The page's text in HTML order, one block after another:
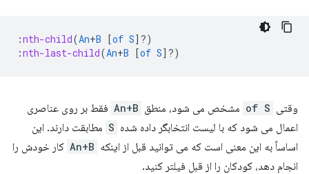
:nth-child(An+B [of S]?)
:nth-last-child(An+B [of S]?)
وقتی of S مشخص می شود، منطق An+B فقط بر روی عناصری
اعمال می شود که با لیست انتخابگر داده شده S مطابقت دارند. این
اساساً به این معنی است که می توانید قبل از اینکه An+B کار خودش را
انجام دهد، کودکان را از قبل فیلتر کنید.